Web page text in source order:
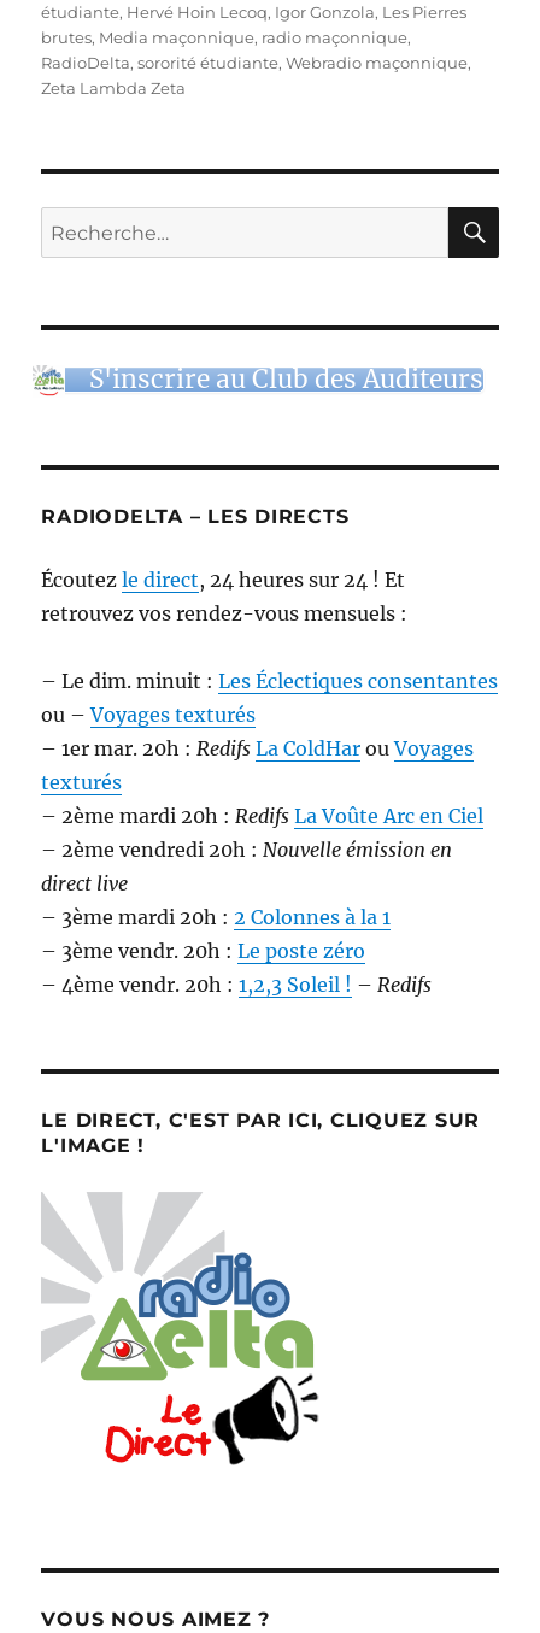
étudiante, Hervé Hoin Lecoq, Igor Gonzola, Les Pierres
brutes, Media maçonnique, radio maçonnique,
RadioDelta,sororité étudiante,Webradio maçonnique,
Zeta Lambda Zeta
Recherche
pour :
S'inscrire au Club des Auditeurs
RADIODELTA – LES DIRECTS
Écoutezle direct, 24 heures sur 24 ! Et
retrouvez vos rendez-vous mensuels :
– Le dim. minuit :Les Éclectiques consentantes
ou –Voyages texturés
– 1er mar. 20h :Redifs La ColdHar ouVoyages
texturés
– 2ème mardi 20h :Redifs La Voûte Arc en Ciel
– 2ème vendredi 20h :Nouvelle émission en
direct live
– 3ème mardi 20h :2 Colonnes à la 1
– 3ème vendr. 20h :Le poste zéro
– 4ème vendr. 20h :1,2,3 Soleil ! –Redifs
LE DIRECT, C'EST PAR ICI, CLIQUEZ SUR
L'IMAGE !
VOUS NOUS AIMEZ ?